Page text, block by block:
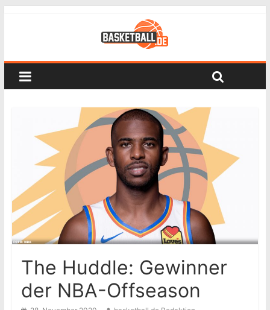
The Huddle: Gewinner
der NBA-Offseason